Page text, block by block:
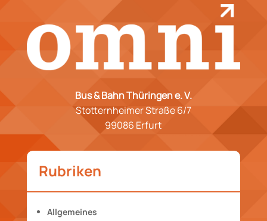
Bus & Bahn Thüringen e. V.
Stotternheimer Straße 6/7
99086 Erfurt
Rubriken
Allgemeines